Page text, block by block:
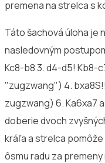
premena na strelca s
Táto šachová úloha je
nasledovným
Kc8-b8 3. d4-d5! Kb8-
"zugzwang") 4.
zugzwang) 6. Ka6xa7
doberie dvoch
kráľa a strelca
ôsmu radu za